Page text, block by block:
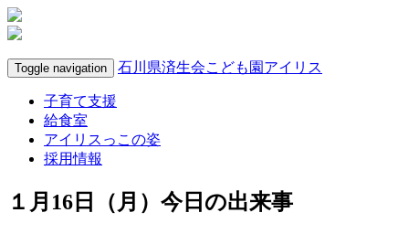
Toggle navigation 石川県済生会こども園アイリス
子育て支援
給食室
アイリスっこの姿
採用情報
１月16日（月）今日の出来事